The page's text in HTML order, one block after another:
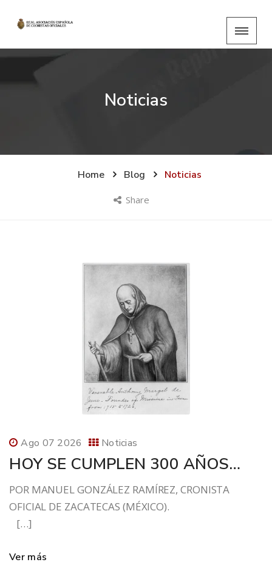
Noticias
Home Blog Noticias
Share
Ago 07 2026 Noticias
HOY SE CUMPLEN 300 AÑOS…
POR MANUEL GONZÁLEZ RAMÍREZ, CRONISTA
OFICIAL DE ZACATECAS (MÉXICO).
[…]
Ver más